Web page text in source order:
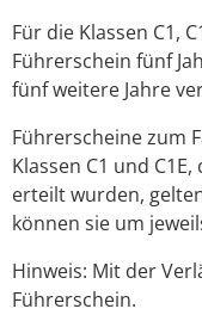
Für die Klassen C1,
Führerschein fünf
fünf weitere Jahre
Führerscheine zum
Klassen C1 und
erteilt wurden,
können sie um
Hinweis: Mit der
Führerschein.